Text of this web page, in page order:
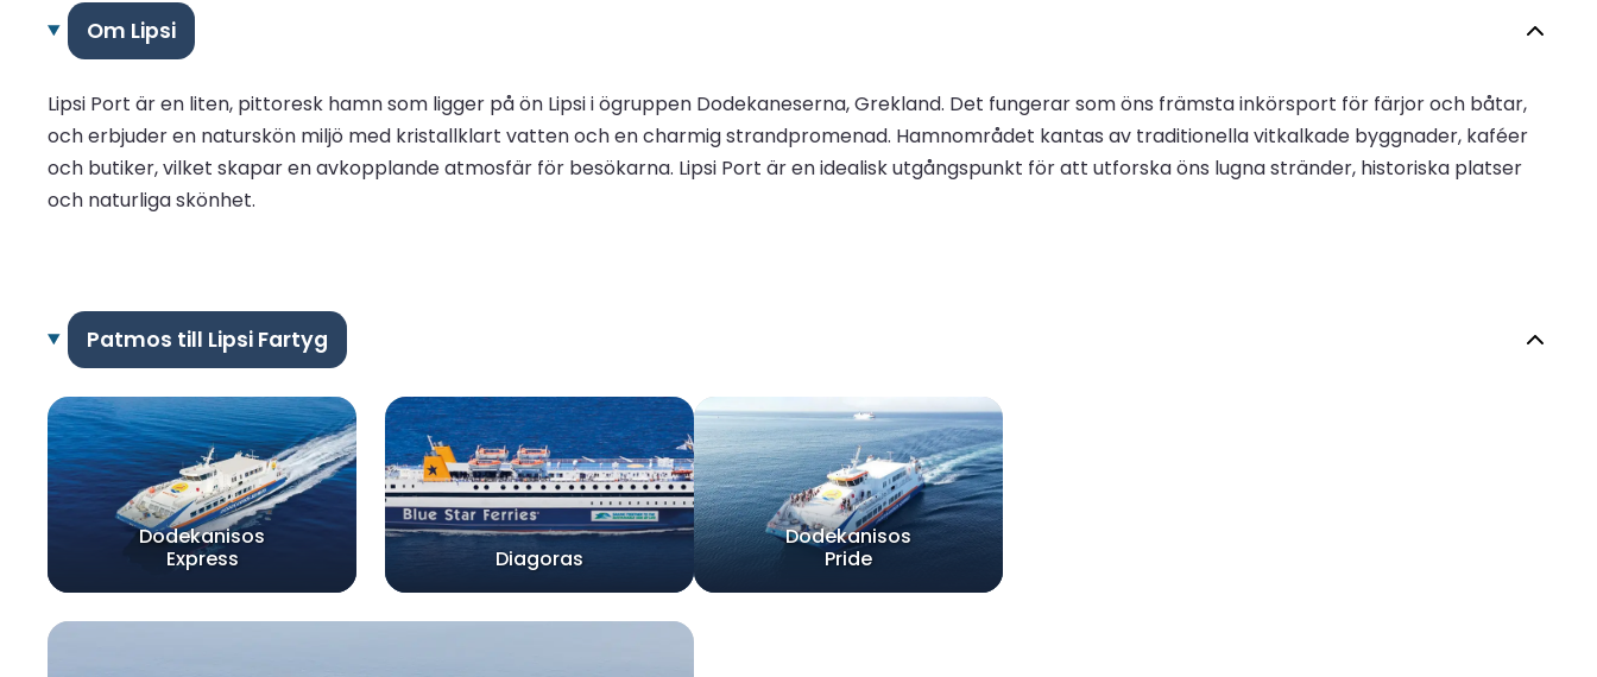
Om Lipsi
Lipsi Port är en liten, pittoresk hamn som ligger på ön Lipsi i ögruppen Dodekaneserna, Grekland. Det fungerar som öns främsta inkörsport för färjor och båtar,
och erbjuder en naturskön miljö med kristallklart vatten och en charmig strandpromenad. Hamnområdet kantas av traditionella vitkalkade byggnader, kaféer
och butiker, vilket skapar en avkopplande atmosfär för besökarna. Lipsi Port är en idealisk utgångspunkt för att utforska öns lugna stränder, historiska platser
och naturliga skönhet.
Patmos till Lipsi Fartyg
Dodekanisos
Express
Diagoras
Dodekanisos
Pride